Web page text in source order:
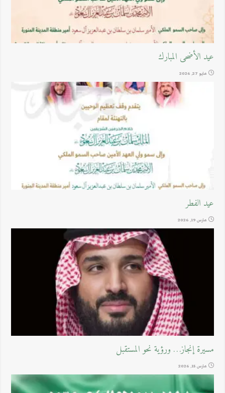
عيد الأضحى المبارك
مايو 27, 2026
عيد الفطر
مارس 19, 2026
مسيرة إنجاز… ورؤية نحو المستقبل
مارس 15, 2026